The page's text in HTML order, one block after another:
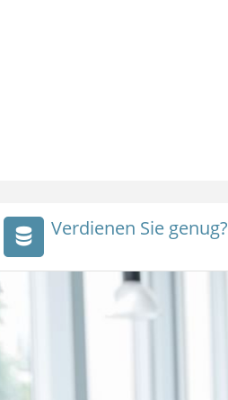
Verdienen Sie genug?